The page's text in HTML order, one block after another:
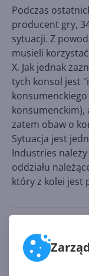
Podczas
producent gry,
sytuacji. Z
musieli
X. Jak jednak
tych konsol jest
konsumenckiego
konsumenckim),
zatem obaw o
Sytuacja jest
Industries
oddziału
który z kolei jest
https://
of-xbox-series-